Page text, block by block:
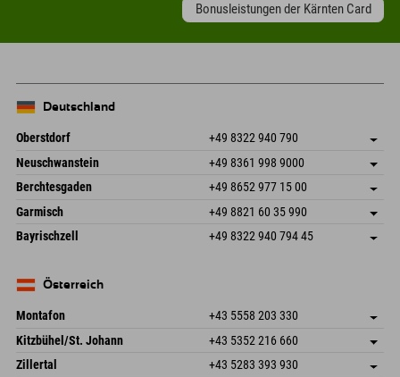
Bonusleistungen der Kärnten Card
Deutschland
Oberstdorf +49 8322 940 790
An der Breitach 3
87538 Fischen I. Allgäu
Deutschland
Adresse speichern
Anreiseinfos
Buchen
Neuschwanstein +49 8361 998 9000
An der Riese 45
87484 Nesselwang im Allgäu
Deutschland
Adresse speichern
Buchen
Berchtesgaden +49 8652 977 15 00
Hofreitstr. 7
83471 Schönau am Königssee
Deutschland
Adresse speichern
Anreiseinfos
Buchen
Garmisch +49 8821 60 35 990
Frickenstraße 22
82490 Farchant
Adresse speichern
Bayrischzell +49 8322 940 794 45
Deutschland
Österreich
Montafon +43 5558 203 330
Dorfstr. 127b
6793 Gaschurn/Montafon
Österreich
Adresse speichern
Anreiseinfos
Buchen
Kitzbühel/St. Johann +43 5352 216 660
Speckbacherstraße 87
Adresse speichern
Zillertal +43 5283 393 930